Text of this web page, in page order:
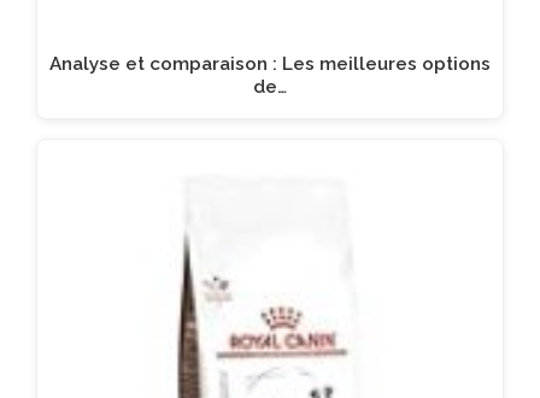
Analyse et comparaison : Les meilleures options
de…